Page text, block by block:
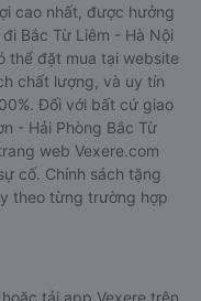
cao nhất, được hưởng
Bắc Từ Liêm - Hà Nội
thể đặt mua tại website
chất lượng, và uy tín
Đối với bất cứ giao
- Hải Phòng Bắc Từ
web Vexere.com
cố. Chính sách tặng
theo từng trường hợp
tải app Vexere trên